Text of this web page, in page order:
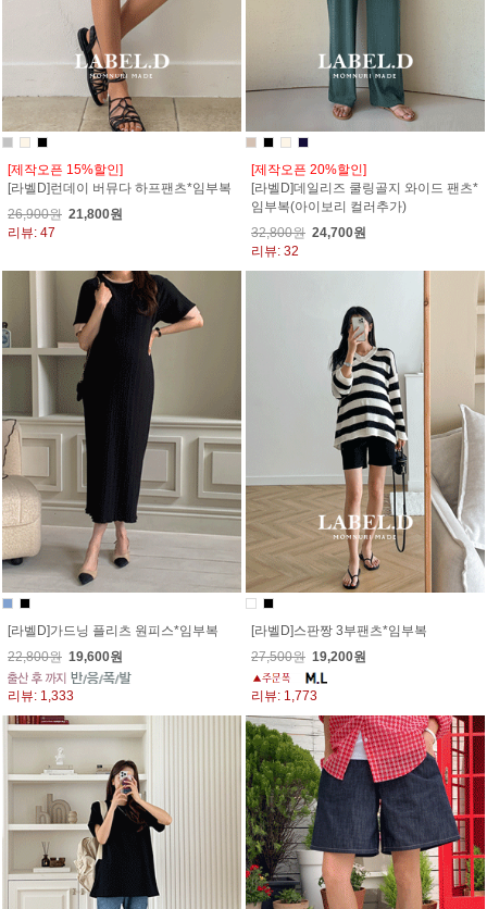
[제작오픈 15%할인]
[라벨D]런데이 버뮤다 하프팬츠*임부복
26,900원 21,800원
리뷰: 47
[제작오픈 20%할인]
[라벨D]데일리즈 쿨링골지 와이드 팬츠*
임부복(아이보리 컬러추가)
32,800원 24,700원
리뷰: 32
[라벨D]가드닝 플리츠 원피스*임부복
22,800원 19,600원
리뷰: 1,333
[라벨D]스판짱 3부팬츠*임부복
27,500원 19,200원
리뷰: 1,773